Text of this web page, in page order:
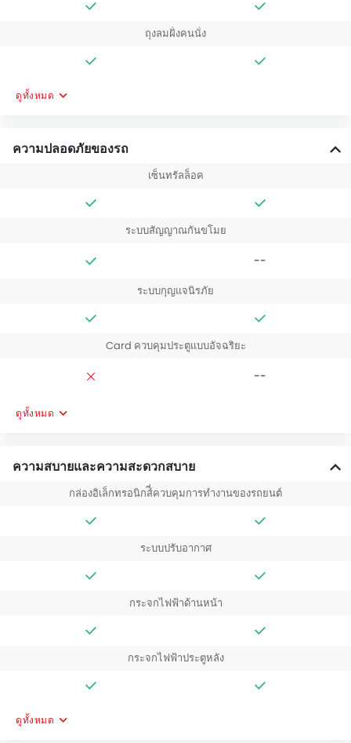
ถุงลมฝั่งคนนั่ง
ดูทั้งหมด
ความปลอดภัยของรถ
เซ็นทรัลล็อค
ระบบสัญญาณกันขโมย
--
ระบบกุญแจนิรภัย
Card ควบคุมประตูแบบอัจฉริยะ
--
ดูทั้งหมด
ความสบายและความสะดวกสบาย
กล่องอิเล็กทรอนิกส์ี่ควบคุมการทำงานของรถยนต์
ระบบปรับอากาศ
กระจกไฟฟ้าด้านหน้า
กระจกไฟฟ้าประตูหลัง
ดูทั้งหมด